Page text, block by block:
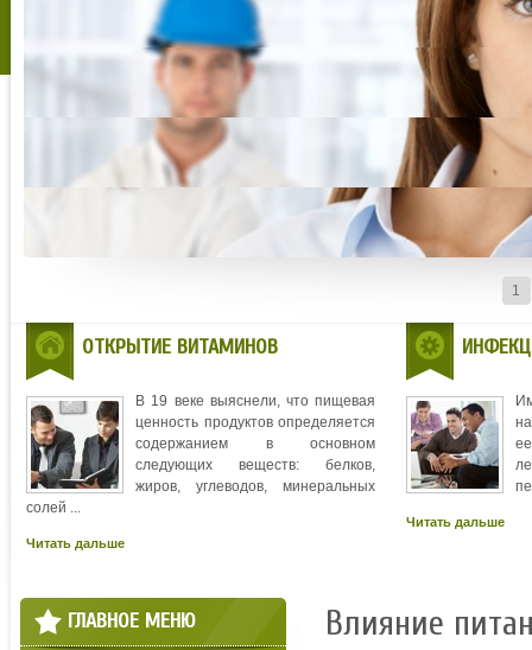
1
ОТКРЫТИЕ ВИТАМИНОВ
В 19 веке выяснели, что пищевая
ценность продуктов определяется
содержанием в основном
следующих веществ: белков,
жиров, углеводов, минеральных
солей ...
Читать дальше
Читать дальше
Влияние
ГЛАВНОЕ МЕНЮ